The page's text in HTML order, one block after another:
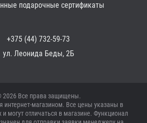
подарочные сертификаты
+375 (44) 732-59-73
ул. Леонида Беды, 2Б
2026 Все права защищены.
интернет-магазином. Все цены указаны в
могут отличаться в магазине. Функционал